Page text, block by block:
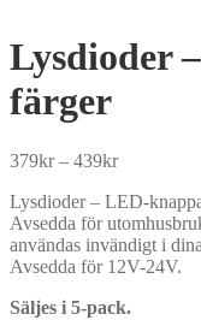
Lysdioder
färger
379kr – 439krPrice
379kr
through
439kr
Lysdioder – LED-
Avsedda för
användas invändigt i
Avsedda för 12V-24V.
Säljes i 5-pack.